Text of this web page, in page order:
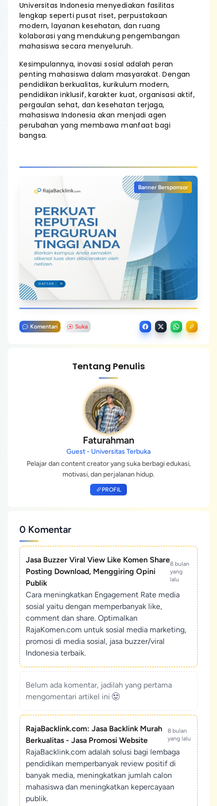
Universitas Indonesia menyediakan fasilitas
lengkap seperti pusat riset, perpustakaan
modern, layanan kesehatan, dan ruang
kolaborasi yang mendukung pengembangan
mahasiswa secara menyeluruh.
Kesimpulannya, inovasi sosial adalah peran
penting mahasiswa dalam masyarakat. Dengan
pendidikan berkualitas, kurikulum modern,
pendidikan inklusif, karakter kuat, organisasi aktif,
pergaulan sehat, dan kesehatan terjaga,
mahasiswa Indonesia akan menjadi agen
perubahan yang membawa manfaat bagi
bangsa.
Banner Bersponsor
Komentari Suka
Tentang Penulis
Faturahman
Guest - Universitas Terbuka
Pelajar dan content creator yang suka berbagi edukasi,
motivasi, dan perjalanan hidup.
PROFIL
0 Komentar
Jasa Buzzer Viral View Like Komen Share
Posting Download, Menggiring Opini
Publik
8 bulan
yang
lalu
Cara meningkatkan Engagement Rate media
sosial yaitu dengan memperbanyak like,
comment dan share. Optimalkan
RajaKomen.com untuk sosial media marketing,
promosi di media sosial, jasa buzzer/viral
Indonesia terbaik.
Belum ada komentar, jadilah yang pertama
mengomentari artikel ini
RajaBacklink.com: Jasa Backlink Murah
Berkualitas - Jasa Promosi Website
8 bulan
yang lalu
RajaBacklink.com adalah solusi bagi lembaga
pendidikan memperbanyak review positif di
banyak media, meningkatkan jumlah calon
mahasiswa dan meningkatkan kepercayaan
publik.